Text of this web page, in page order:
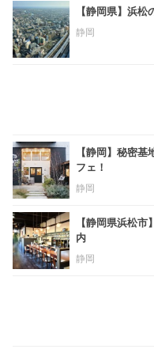
【静岡県】浜
静岡
【静岡】秘密
フェ！
静岡
【静岡県浜松
内
静岡